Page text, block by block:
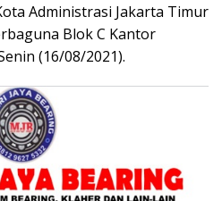
Administrasi Jakarta Timur
Blok C Kantor
(16/08/2021).